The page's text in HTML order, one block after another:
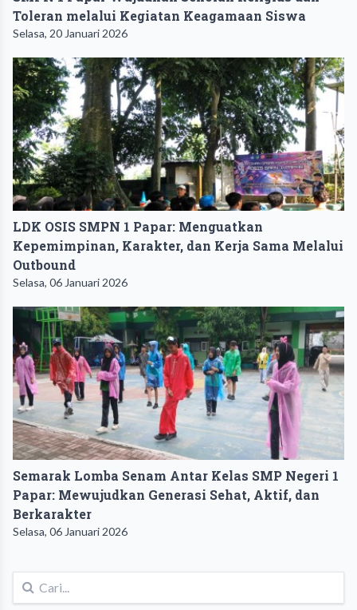
Toleran melalui Kegiatan Keagamaan Siswa
Selasa, 20 Januari 2026
LDK OSIS SMPN 1 Papar: Menguatkan
Kepemimpinan, Karakter, dan Kerja Sama Melalui
Outbound
Selasa, 06 Januari 2026
Semarak Lomba Senam Antar Kelas SMP Negeri 1
Papar: Mewujudkan Generasi Sehat, Aktif, dan
Berkarakter
Selasa, 06 Januari 2026